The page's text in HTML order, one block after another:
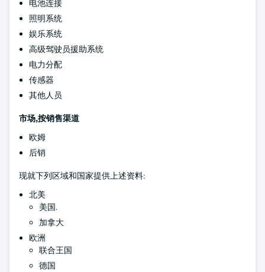
电池连接
照明系统
娱乐系统
高级驾驶员援助系统
电力分配
传感器
其他人员
市场,按销售渠道
欧姆
后销
现就下列区域和国家提供上述资料:
北美
美国.
加拿大
欧洲
联合王国
德国